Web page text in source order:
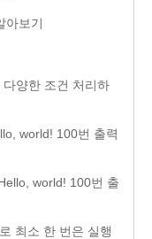
아보기
양한 조건 처리하
world! 100번 출력
world! 100번 출
최소 한 번은 실행